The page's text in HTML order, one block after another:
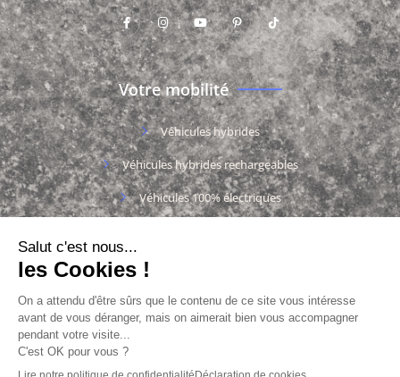
Votre mobilité
Véhicules hybrides
Véhicules hybrides rechargeables
Véhicules 100% électriques
Documentation